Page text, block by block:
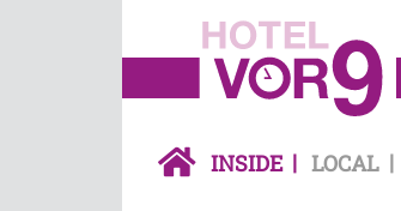
INSIDE LOCAL